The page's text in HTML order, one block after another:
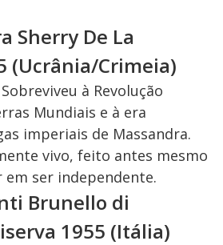
Sherry De La
(Ucrânia/Crimeia)
Sobreviveu à Revolução
Mundiais e à era
imperiais de Massandra.
vivo, feito antes mesmo
em ser independente.
Brunello di
1955 (Itália)